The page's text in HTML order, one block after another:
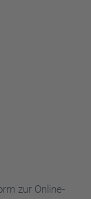
zur Online-